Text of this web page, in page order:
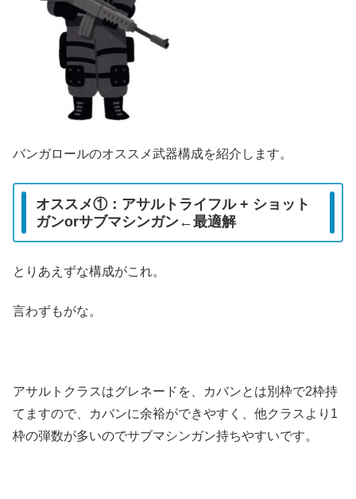
バンガロールのオススメ武器構成を紹介します。
オススメ①：アサルトライフル + ショット
ガンorサブマシンガン←最適解
とりあえずな構成がこれ。
言わずもがな。
アサルトクラスはグレネードを、カバンとは別枠で2枠持
てますので、カバンに余裕ができやすく、他クラスより1
枠の弾数が多いのでサブマシンガン持ちやすいです。